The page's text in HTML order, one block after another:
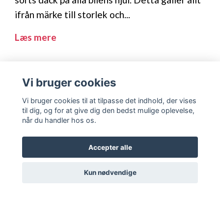
ifrån märke till storlek och...
Læs mere
Vi bruger cookies
Vi bruger cookies til at tilpasse det indhold, der vises
til dig, og for at give dig den bedst mulige oplevelse,
når du handler hos os.
Accepter alle
Kun nødvendige